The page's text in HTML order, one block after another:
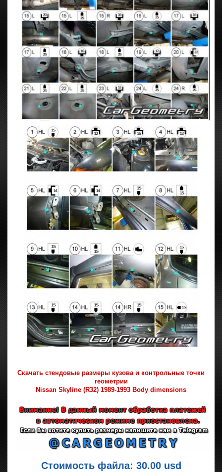
Скачать стендовые размеры кузова и контрольные точки
геометрии
Nissan Skyline (R32) 1989-1993 Body dimensions
Стоимость файла: 30.00 usd